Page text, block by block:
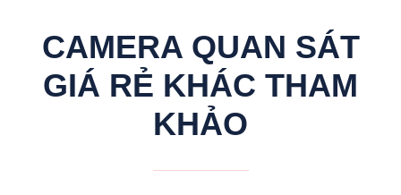
CAMERA QUAN SÁT
GIÁ RẺ KHÁC THAM
KHẢO